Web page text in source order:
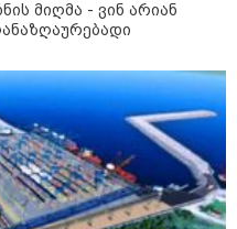
მილიონერების
8 ოქროს წესი და
სამოსი
მიღმა - ვინ არიან